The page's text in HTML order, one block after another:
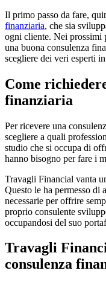
Il primo passo da fare,
finanziaria, che sia
ogni cliente. Nei prossimi
una buona consulenza
scegliere dei veri esperti
Come
finanziaria
Per ricevere una
scegliere a quali
studio che si occupa di
hanno bisogno per fare i
Travagli Financial vanta
Questo le ha permesso di
necessarie per offrire
proprio consulente
occupandosi del suo
Travagli
consulenza